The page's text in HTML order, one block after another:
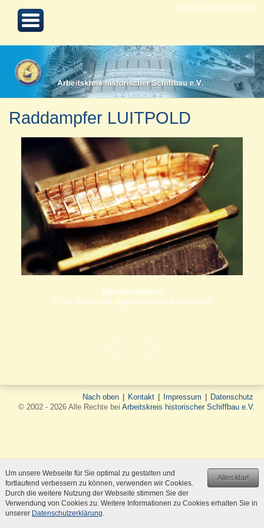
Aktualisiert 24.08.2022
Raddampfer LUITPOLD
Spanteneinbau
© Die Bildrechte liegen bei den Bildautoren
Nach oben | Kontakt | Impressum | Datenschutz
© 2002 - 2026 Alle Rechte bei Arbeitskreis historischer Schiffbau e.V.
Alles klar!
Um unsere Webseite für Sie optimal zu gestalten und
fortlaufend verbessern zu können, verwenden wir Cookies.
Durch die weitere Nutzung der Webseite stimmen Sie der
Verwendung von Cookies zu. Weitere Informationen zu Cookies erhalten Sie in
unserer Datenschutzerklärung